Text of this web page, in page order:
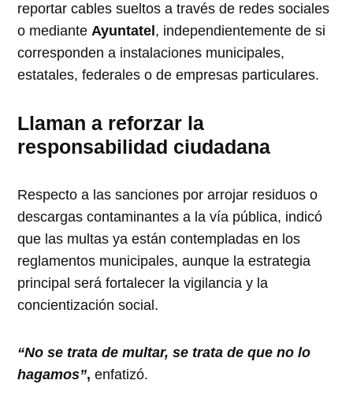
reportar cables sueltos a través de redes sociales
o medianteAyuntatel , independientemente de si
corresponden a instalaciones municipales,
estatales, federales o de empresas particulares.
Llaman a reforzar la
responsabilidad ciudadana
Respecto a las sanciones por arrojar residuos o
descargas contaminantes a la vía pública, indicó
que las multas ya están contempladas en los
reglamentos municipales, aunque la estrategia
principal será fortalecer la vigilancia y la
concientización social.
“No se trata de multar, se trata de que no lo
hagamos”, enfatizó.